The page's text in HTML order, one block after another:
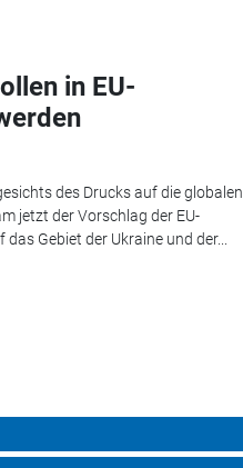
in EU-
des Drucks auf die globalen
jetzt der Vorschlag der EU-
Gebiet der Ukraine und der...